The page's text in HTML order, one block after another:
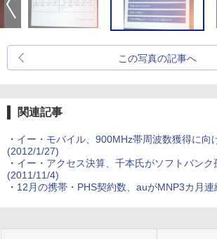
この写真の記事へ
関連記事
・ イー・モバイル、900MHz帯周波数獲得に向
(2012/1/27)
・ イー・アクセス決算、千本氏がソフトバンク
(2011/11/4)
・ 12月の携帯・PHS契約数、auがMNP3カ月連